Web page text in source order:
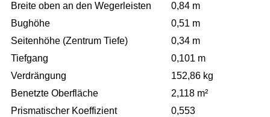
Breite oben an den Wegerleisten
0,84 m
Bughöhe
0,51 m
Seitenhöhe (Zentrum Tiefe)
0,34 m
Tiefgang
0,101 m
Verdrängung
152,86 kg
Benetzte Oberfläche
2,118 m²
Prismatischer Koeffizient
0,553